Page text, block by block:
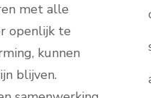
met alle
openlijk te
kunnen
blijven.